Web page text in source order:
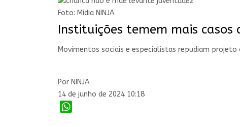
Foto: Mídia NINJA
Instituições temem mais
Movimentos sociais e especialistas repudiam projeto
Por NINJA
14 de junho de 2024 10:18